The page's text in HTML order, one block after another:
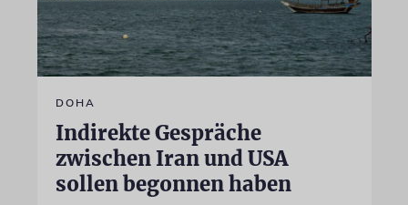
DOHA
Indirekte Gespräche
zwischen Iran und USA
sollen begonnen haben